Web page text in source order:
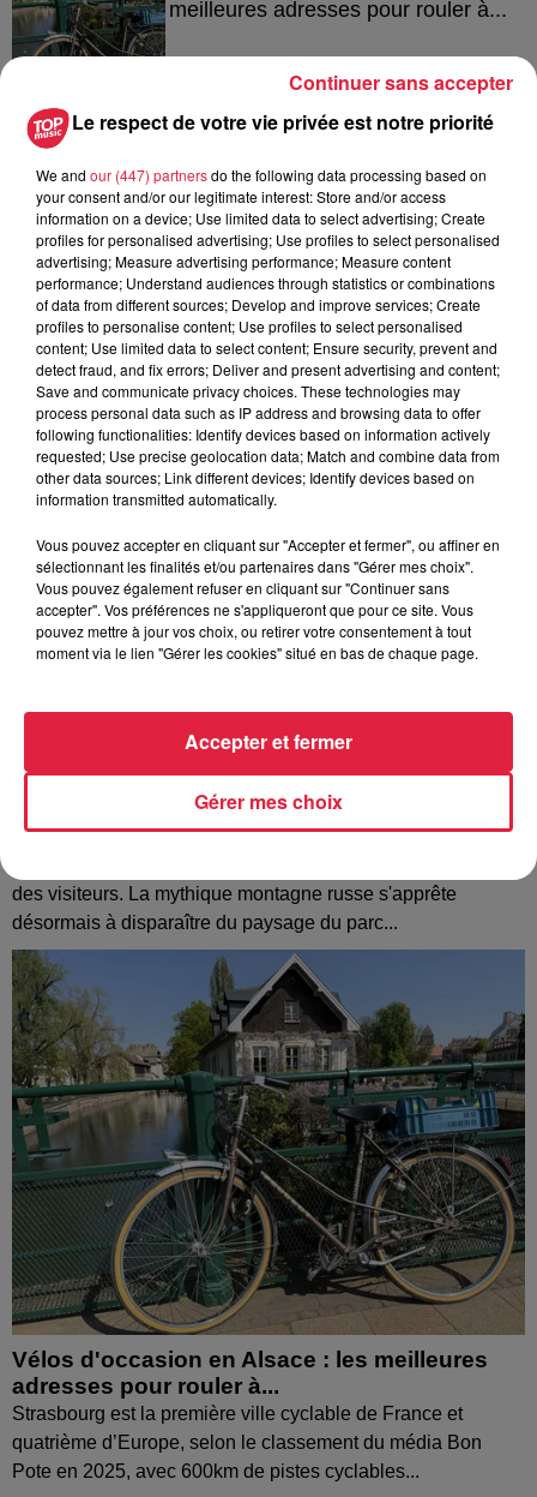
meilleures adresses pour rouler à...
4 août 2026
adolescente de 16 ans
À découvrir également
Europa-Park : des précisons sur l’après Euro-
Mir
des visiteurs. La mythique montagne russe s'apprête
désormais à disparaître du paysage du parc...
Vélos d'occasion en Alsace : les meilleures
adresses pour rouler à...
Strasbourg est la première ville cyclable de France et
quatrième d’Europe, selon le classement du média Bon
Pote en 2025, avec 600km de pistes cyclables...
Le respect de votre vie privée est notre priorité
We and our (447) partnersdo the following data processing based on
your consent and/or our legitimate interest: Store and/or access
information on a device; Use limited data to select advertising; Create
profiles for personalised advertising; Use profiles to select personalised
advertising; Measure advertising performance; Measure content
performance; Understand audiences through statistics or combinations
of data from different sources; Develop and improve services; Create
profiles to personalise content; Use profiles to select personalised
content; Use limited data to select content; Ensure security, prevent and
detect fraud, and fix errors; Deliver and present advertising and content;
Save and communicate privacy choices. These technologies may
process personal data such as IP address and browsing data to offer
following functionalities: Identify devices based on information actively
requested; Use precise geolocation data; Match and combine data from
other data sources; Link different devices; Identify devices based on
information transmitted automatically.
Vous pouvez accepter en cliquant sur "Accepter et fermer", ou affiner en
sélectionnant les finalités et/ou partenaires dans "Gérer mes choix".
Vous pouvez également refuser en cliquant sur "Continuer sans
accepter". Vos préférences ne s'appliqueront que pour ce site. Vous
pouvez mettre à jour vos choix, ou retirer votre consentement à tout
moment via le lien "Gérer les cookies" situé en bas de chaque page.
Gérer mes choix
Accepter et fermer
Continuer sans accepter